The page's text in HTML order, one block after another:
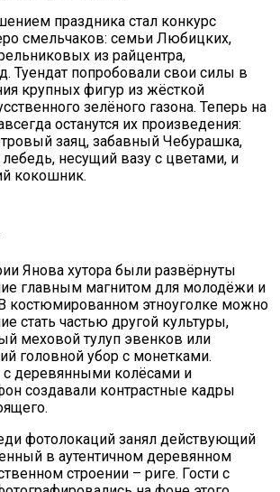
праздника стал конкурс
смельчаков: семьи Любицких,
из райцентра,
Туендат попробовали свои силы в
крупных фигур из жёсткой
зелёного газона. Теперь на
останутся их произведения:
заяц, забавный Чебурашка,
несущий вазу с цветами, и
кокошник.
Янова хутора были развёрнуты
главным магнитом для молодёжи и
костюмированном этноуголке можно
стать частью другой культуры,
меховой тулуп эвенков или
головной убор с монетками.
с деревянными колёсами и
создавали контрастные кадры
фотолокаций занял действующий
в аутентичном деревянном
строении – риге. Гости с